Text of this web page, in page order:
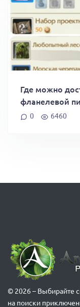
Где можно
фланелевой
0 6460
© 2026 – Выбирайте
на поиски